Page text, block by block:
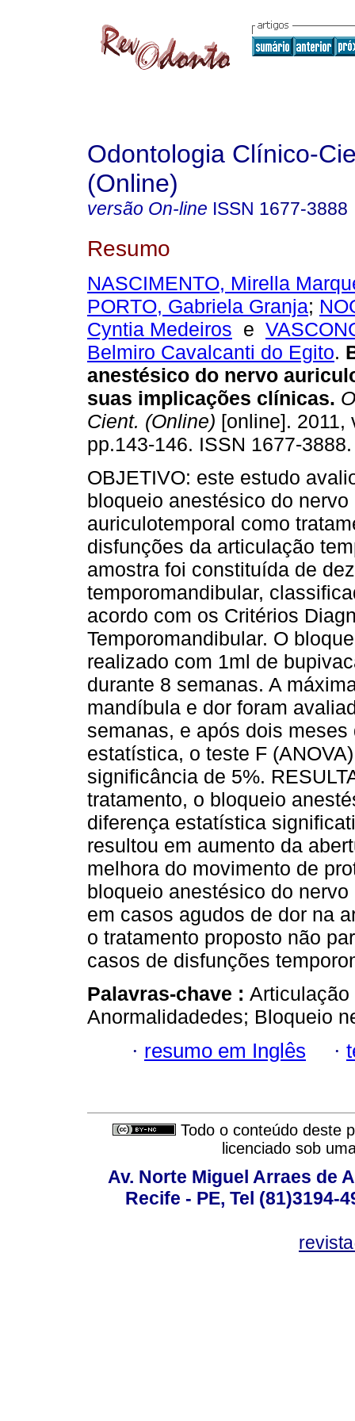
Odontologia Clínico-
(Online)
versão On-line ISSN 1677-3888
Resumo
NASCIMENTO, Mirella
PORTO, Gabriela Granja;
Cyntia Medeiros e
Belmiro Cavalcanti do Egito.
anestésico do nervo
suas implicações clínicas.
Cient. (Online) [online]. 2011,
pp.143-146. ISSN 1677-3888.
OBJETIVO: este estudo
bloqueio anestésico do nervo
auriculotemporal como
disfunções da articulação
amostra foi constituída de
temporomandibular,
acordo com os Critérios
Temporomandibular. O
realizado com 1ml de
durante 8 semanas. A
mandíbula e dor foram
semanas, e após dois
estatística, o teste F
significância de 5%.
tratamento, o bloqueio
diferença estatística
resultou em aumento da
melhora do movimento de
bloqueio anestésico do
em casos agudos de dor na
o tratamento proposto não
casos de disfunções
Palavras-chave : Articulação
Anormalidadedes; Bloqueio
· resumo em Inglês ·
Todo o conteúdo deste
licenciado sob
Av. Norte Miguel Arraes de
Recife - PE, Tel (81)3194-